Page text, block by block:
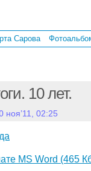
Сарова
10 лет.
ноя’11, 02:25
MS Word (465